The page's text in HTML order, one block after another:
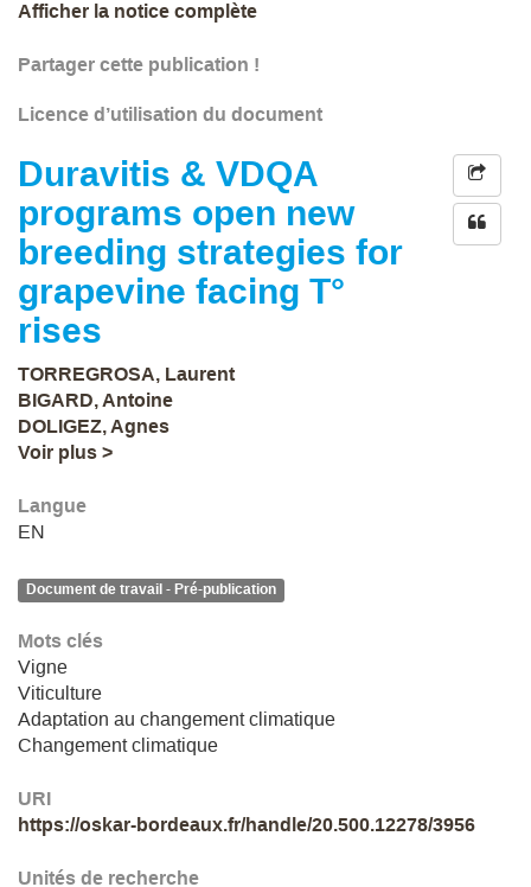
Afficher la notice complète
Partager cette publication !
Licence d’utilisation du document
Duravitis & VDQA
programs open new
breeding strategies for
grapevine facing T°
rises
TORREGROSA, Laurent
BIGARD, Antoine
DOLIGEZ, Agnes
Voir plus >
Langue
EN
Document de travail - Pré-publication
Mots clés
Vigne
Viticulture
Adaptation au changement climatique
Changement climatique
URI
https://oskar-bordeaux.fr/handle/20.500.12278/3956
Unités de recherche